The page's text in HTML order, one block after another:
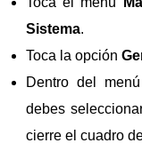
Sistema.
Toca la opción
Dentro del menú
debes
cierre el cuadro